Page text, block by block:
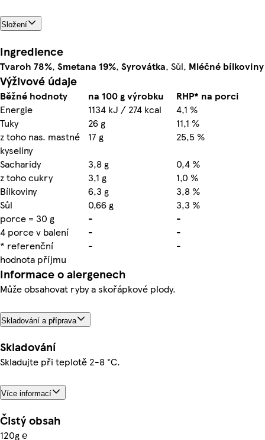
Složení
Ingredience
Tvaroh 78%, Smetana 19%, Syrovátka, Sůl, Mléčné bílkoviny
Výživové údaje
Běžné hodnoty na 100 g výrobku
RHP* na porci
Energie
1134 kJ / 274 kcal
4,1 %
Tuky
26 g
11,1 %
z toho nas. mastné
kyseliny
17 g
25,5 %
Sacharidy
3,8 g
0,4 %
z toho cukry
3,1 g
1,0 %
Bílkoviny
6,3 g
3,8 %
Sůl
0,66 g
3,3 %
porce = 30 g
-
-
4 porce v balení
-
-
* referenční
hodnota příjmu
- -
Informace o alergenech
Může obsahovat ryby a skořápkové plody.
Skladování a příprava
Skladování
Skladujte při teplotě 2-8 °C.
Více informací
Čistý obsah
120g ℮